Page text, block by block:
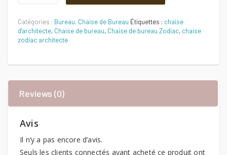
ARCHITECTE
Catégories : Bureau, Chaise de Bureau Étiquettes : chaise
d'architecte, Chaise de bureau, Chaise de bureau Zodiac, chaise
zodiac architecte
Reviews (0)
Avis
Il n’y a pas encore d’avis.
Seuls les clients connectés ayant acheté ce produit ont